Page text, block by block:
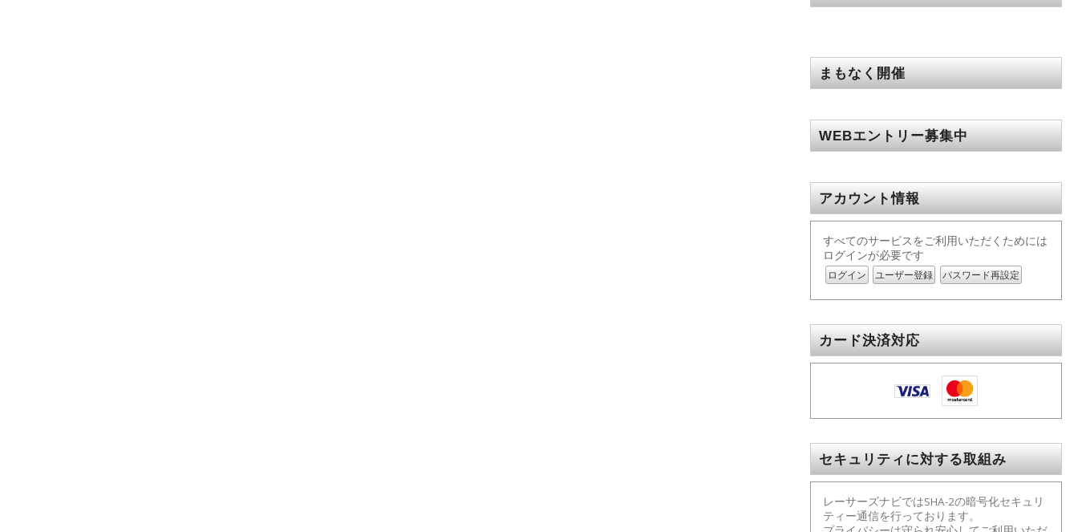
まもなく開催
WEBエントリー募集中
アカウント情報
すべてのサービスをご利用いただくためには
ログインが必要です
ログイン ユーザー登録 パスワード再設定
カード決済対応
セキュリティに対する取組み
レーサーズナビではSHA-2の暗号化セキュリ
ティー通信を行っております。